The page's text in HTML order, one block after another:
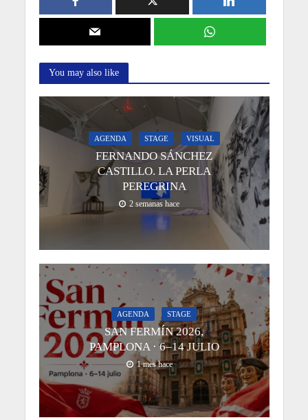
You may also like
AGENDA STAGE VISUAL
FERNANDO SÁNCHEZ
CASTILLO. LA PERLA
PEREGRINA
2 semanas hace
AGENDA STAGE
SAN FERMÍN 2026,
PAMPLONA · 6–14 JULIO
1 mes hace